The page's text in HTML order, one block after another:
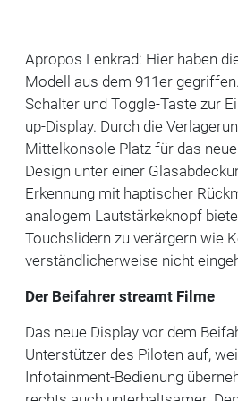
Apropos Lenkrad: Hier haben
Modell aus dem 911er
Schalter und Toggle-Taste zur
up-Display. Durch die
Mittelkonsole Platz für das
Design unter einer
Erkennung mit haptischer
analogem Lautstärkeknopf
Touchslidern zu verärgern wie
verständlicherweise nicht
Der Beifahrer streamt Filme
Das neue Display vor dem
Unterstützer des Piloten auf,
Infotainment-Bedienung